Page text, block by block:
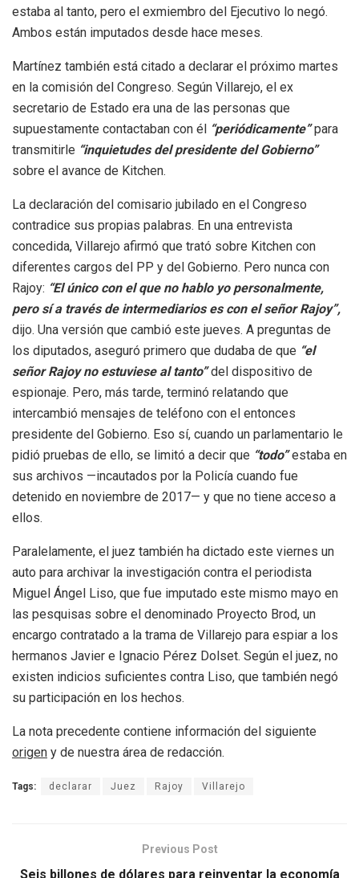
estaba al tanto, pero el exmiembro del Ejecutivo lo negó.
Ambos están imputados desde hace meses.
Martínez también está citado a declarar el próximo martes
en la comisión del Congreso. Según Villarejo, el ex
secretario de Estado era una de las personas que
supuestamente contactaban con él
“periódicamente”para
transmitirle “inquietudes del presidente del Gobierno”
sobre el avance de Kitchen.
La declaración del comisario jubilado en el Congreso
contradice sus propias palabras. En una entrevista
concedida, Villarejo afirmó que trató sobre Kitchen con
diferentes cargos del PP y del Gobierno. Pero nunca con
Rajoy: “El único con el que no hablo yo personalmente,
pero sí a través de intermediarios es con el señor Rajoy”,
dijo. Una versión que cambió este jueves. A preguntas de
los diputados, aseguró primero que dudaba de que “el
señor Rajoy no estuviese al tanto” del dispositivo de
espionaje. Pero, más tarde, terminó relatando que
intercambió mensajes de teléfono con el entonces
presidente del Gobierno. Eso sí, cuando un parlamentario le
pidió pruebas de ello, se limitó a decir que “todo”estaba en
sus archivos —incautados por la Policía cuando fue
detenido en noviembre de 2017— y que no tiene acceso a
ellos.
Paralelamente, el juez también ha dictado este viernes un
auto para archivar la investigación contra el periodista
Miguel Ángel Liso, que fue imputado este mismo mayo en
las pesquisas sobre el denominado Proyecto Brod, un
encargo contratado a la trama de Villarejo para espiar a los
hermanos Javier e Ignacio Pérez Dolset. Según el juez, no
existen indicios suficientes contra Liso, que también negó
su participación en los hechos.
La nota precedente contiene información del siguiente
origen y de nuestra área de redacción.
Tags: declarar Juez Rajoy Villarejo
Previous Post
Seis billones de dólares para reinventar la economía